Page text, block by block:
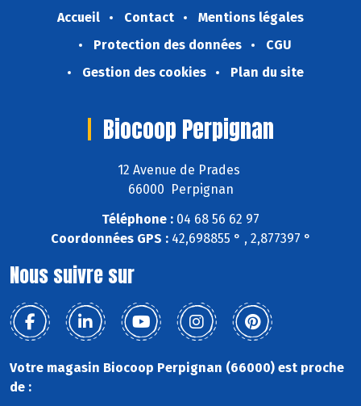
Accueil Contact
Mentions légales
Protection des données
CGU
Gestion des cookies
Plan du site
Biocoop Perpignan
12 Avenue de Prades
66000 Perpignan
Téléphone : 04 68 56 62 97
Coordonnées GPS :42,698855 ° , 2,877397 °
Nous suivre sur
Votre magasin Biocoop Perpignan (66000) est proche
de :